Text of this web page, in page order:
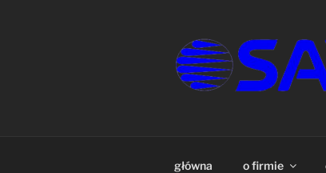
główna o firmie